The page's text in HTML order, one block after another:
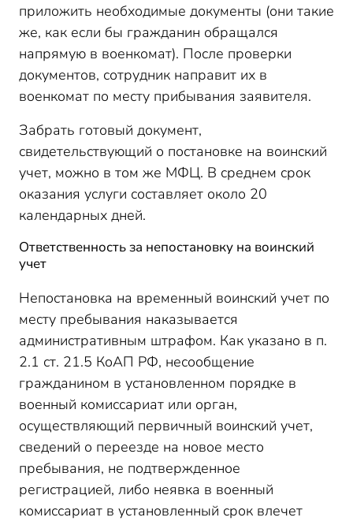
приложить необходимые документы (они такие
же, как если бы гражданин обращался
напрямую в военкомат). После проверки
документов, сотрудник направит их в
военкомат по месту прибывания заявителя.
Забрать готовый документ,
свидетельствующий о постановке на воинский
учет, можно в том же МФЦ. В среднем срок
оказания услуги составляет около 20
календарных дней.
Ответственность за непостановку на воинский
учет
Непостановка на временный воинский учет по
месту пребывания наказывается
административным штрафом. Как указано в п.
2.1 ст. 21.5 КоАП РФ, несообщение
гражданином в установленном порядке в
военный комиссариат или орган,
осуществляющий первичный воинский учет,
сведений о переезде на новое место
пребывания, не подтвержденное
регистрацией, либо неявка в военный
комиссариат в установленный срок влечет